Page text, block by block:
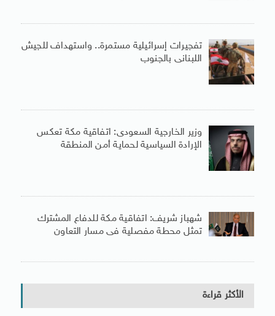
تفجيرات إسرائيلية مستمرة.. واستهداف للجيش
اللبنانى بالجنوب
وزير الخارجية السعودى: اتفاقية مكة تعكس
الإرادة السياسية لحماية أمن المنطقة
شهباز شريف: اتفاقية مكة للدفاع المشترك
تمثل محطة مفصلية فى مسار التعاون
الأكثر قراءة